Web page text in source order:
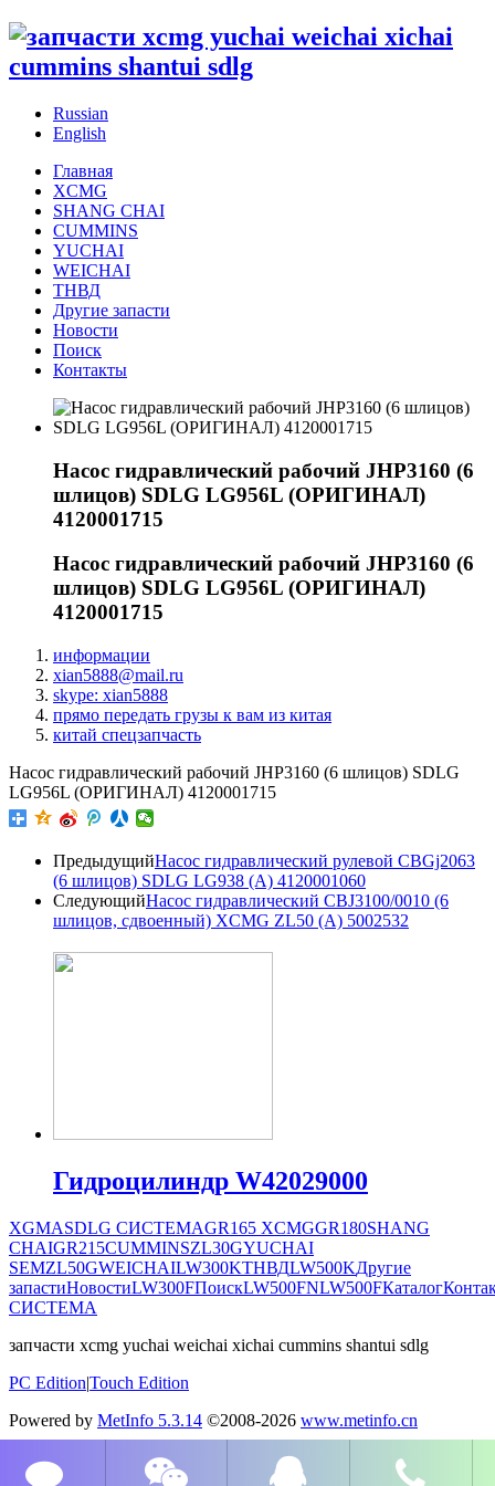
Russian
English
Главная
XCMG
SHANG CHAI
CUMMINS
YUCHAI
WEICHAI
ТНВД
Другие запасти
Новости
Поиск
Контакты
Насос гидравлический рабочий JHP3160 (6
шлицов) SDLG LG956L (ОРИГИНАЛ)
4120001715
Насос гидравлический рабочий JHP3160 (6
шлицов) SDLG LG956L (ОРИГИНАЛ)
4120001715
информации
xian5888@mail.ru
skype: xian5888
прямо передать грузы к вам из китая
китай спецзапчасть
Насос гидравлический рабочий JHP3160 (6 шлицов) SDLG
LG956L (ОРИГИНАЛ) 4120001715
ПредыдущийНасос гидравлический рулевой CBGj2063
(6 шлицов) SDLG LG938 (А) 4120001060
СледующийНасос гидравлический CBJ3100/0010 (6
шлицов, сдвоенный) XCMG ZL50 (А) 5002532
Гидроцилиндр W42029000
XGMASDLG СИСТЕМАGR165 XCMGGR180SHANG
CHAIGR215CUMMINSZL30GYUCHAI
SEMZL50GWEICHAILW300KТНВДLW500KДругие
запастиНовостиLW300FПоискLW500FNLW500FКаталог
СИСТЕМА
запчасти xcmg yuchai weichai xichai cummins shantui sdlg
PC Edition|Touch Edition
Powered by MetInfo 5.3.14 ©2008-2026 www.metinfo.cn